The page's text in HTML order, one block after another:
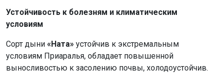
Устойчивость к болезням и климатическим
условиям
Сорт дыни «Ната» устойчив к экстремальным
условиям Приаралья, обладает повышенной
выносливостью к засолению почвы, холодоустойчив.